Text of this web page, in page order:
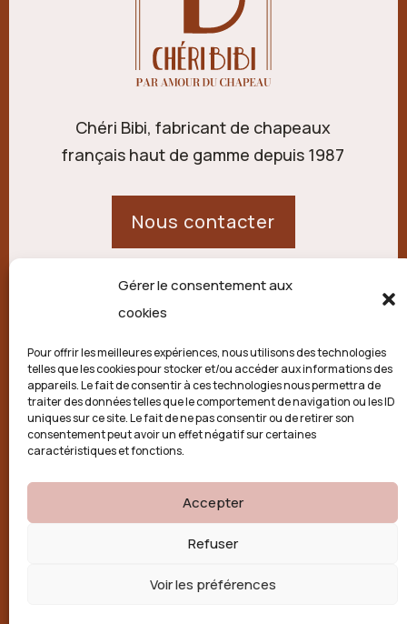
Gérer le consentement aux
cookies
Pour offrir les meilleures expériences, nous utilisons des technologies
telles que les cookies pour stocker et/ou accéder aux informations des
appareils. Le fait de consentir à ces technologies nous permettra de
traiter des données telles que le comportement de navigation ou les ID
uniques sur ce site. Le fait de ne pas consentir ou de retirer son
consentement peut avoir un effet négatif sur certaines
caractéristiques et fonctions.
Accepter
Refuser
Voir les préférences
Chéri Bibi, fabricant de chapeaux
français haut de gamme depuis 1987
Nous contacter
21 route de Palisse,
Politique de confidentialité
Conditions générales